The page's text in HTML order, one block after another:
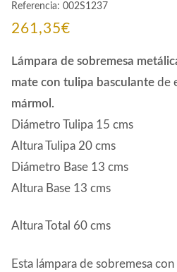
Referencia: 002S1237
261,35€
Lámpara de sobremesa
mate con tulipa basculante de
mármol.
Diámetro Tulipa 15 cms
Altura Tulipa 20 cms
Diámetro Base 13 cms
Altura Base 13 cms
Altura Total 60 cms
Esta lámpara de sobremesa